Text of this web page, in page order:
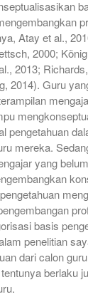
Atay et al.,
2000;
2013;
2014). Guru
pengetahuan
mereka.
yang
basis
penelitian
dari calon
berlaku